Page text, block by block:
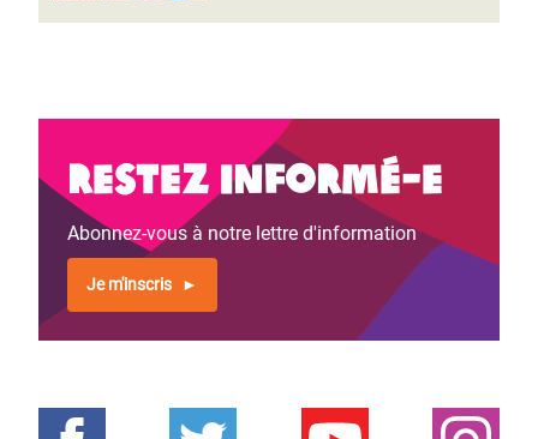
Restez informé-e
Abonnez-vous à notre lettre d'information
Je m'inscris